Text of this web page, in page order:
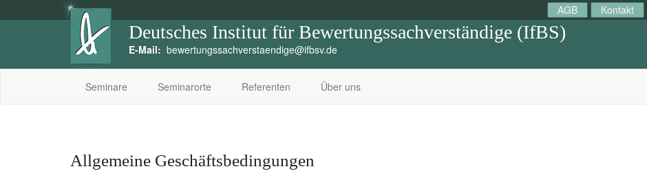
AGB Kontakt
Deutsches Institut für Bewertungssachverständige (IfBS)
E-Mail: bewertungssachverstaendige@ifbsv.de
Seminare Seminarorte Referenten Über uns
Allgemeine Geschäftsbedingungen